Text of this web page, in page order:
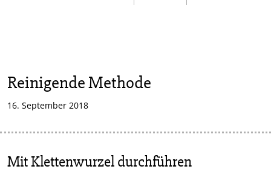
Reinigende Methode
16. September 2018
Mit Klettenwurzel durchführen